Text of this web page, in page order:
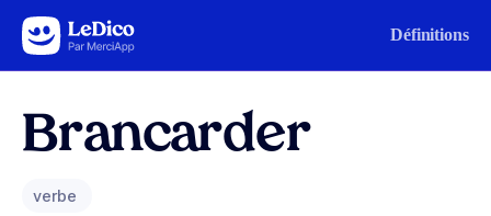
Aller au contenu Définitions
Brancarder
verbe